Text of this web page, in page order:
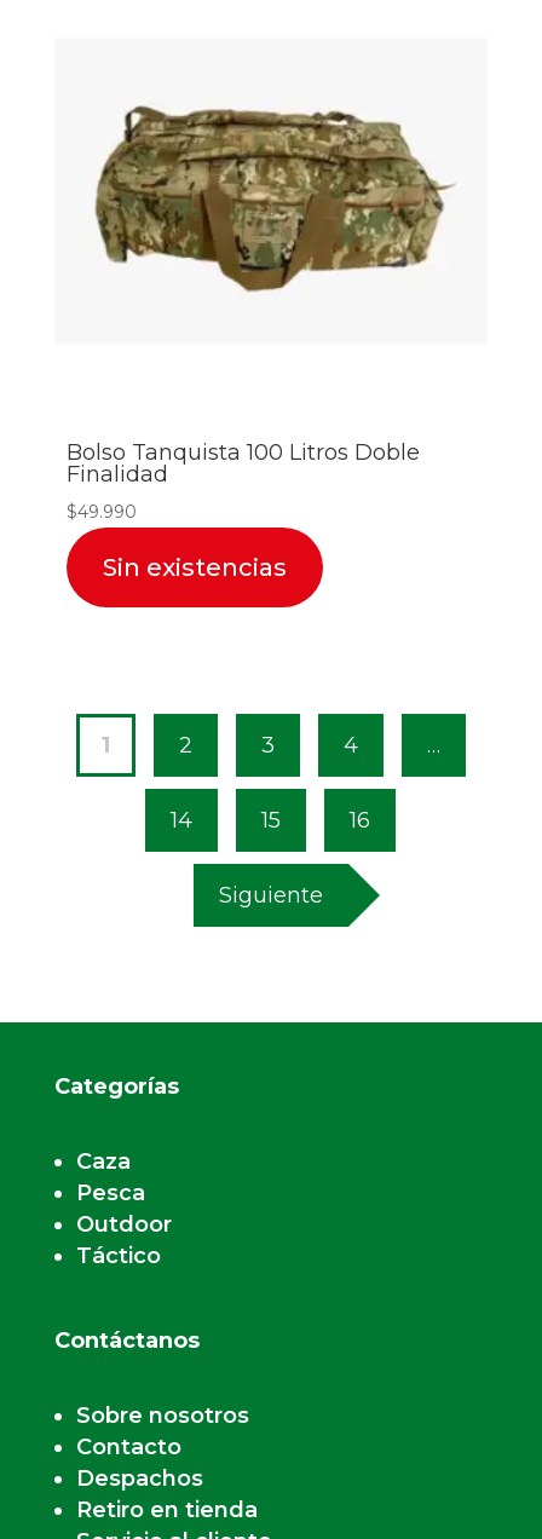
Bolso Tanquista 100 Litros Doble
Finalidad
$49.990
Sin existencias
1 2 3 4 …
14 15 16
Siguiente
Categorías
Caza
Pesca
Outdoor
Táctico
Contáctanos
Sobre nosotros
Contacto
Despachos
Retiro en tienda